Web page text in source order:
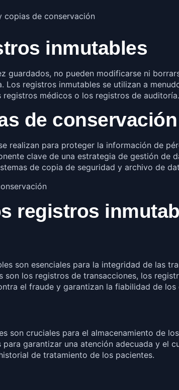
copias de conservación
inmutables
guardados, no pueden modificarse ni
registros inmutables se utilizan a
médicos o los registros de auditoría.
de conservación
realizan para proteger la información de
clave de una estrategia de gestión de
de copia de seguridad y archivo de
registros
son esenciales para la integridad de las
son los registros de transacciones, los
el fraude y garantizan la fiabilidad de los
son cruciales para el almacenamiento de
garantizar una atención adecuada y el
de tratamiento de los pacientes.